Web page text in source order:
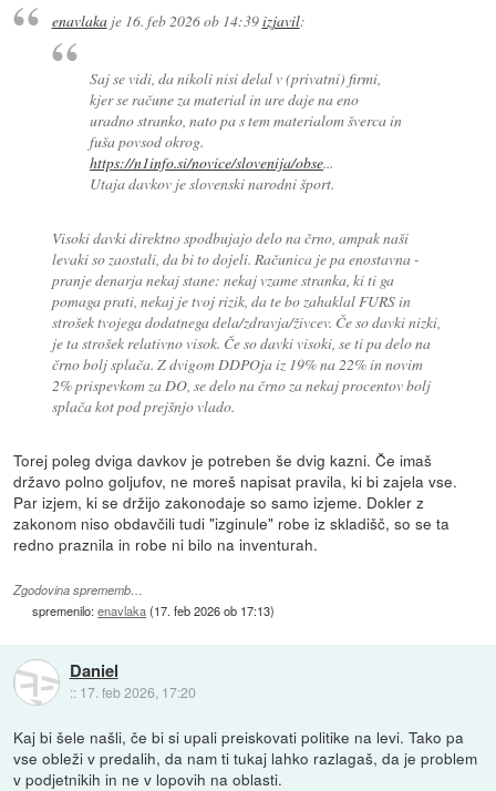
enavlakaje 16. feb 2026 ob 14:39izjavil:
Saj se vidi, da nikoli nisi delal v (privatni) firmi,
kjer se račune za material in ure daje na eno
uradno stranko, nato pa s tem materialom šverca in
fuša povsod okrog.
https://n1info.si/novice/slovenija/obse...
Utaja davkov je slovenski narodni šport.
Visoki davki direktno spodbujajo delo na črno, ampak naši
levaki so zaostali, da bi to dojeli. Računica je pa enostavna -
pranje denarja nekaj stane: nekaj vzame stranka, ki ti ga
pomaga prati, nekaj je tvoj rizik, da te bo zahaklal FURS in
strošek tvojega dodatnega dela/zdravja/živcev. Če so davki nizki,
je ta strošek relativno visok. Če so davki visoki, se ti pa delo na
črno bolj splača. Z dvigom DDPOja iz 19% na 22% in novim
2% prispevkom za DO, se delo na črno za nekaj procentov bolj
splača kot pod prejšnjo vlado.
Torej poleg dviga davkov je potreben še dvig kazni. Če imaš
državo polno goljufov, ne moreš napisat pravila, ki bi zajela vse.
Par izjem, ki se držijo zakonodaje so samo izjeme. Dokler z
zakonom niso obdavčili tudi "izginule" robe iz skladišč, so se ta
redno praznila in robe ni bilo na inventurah.
Zgodovina sprememb…
spremenilo:enavlaka(17. feb 2026 ob 17:13)
Daniel
:: 17. feb 2026, 17:20
Kaj bi šele našli, če bi si upali preiskovati politike na levi. Tako pa
vse obleži v predalih, da nam ti tukaj lahko razlagaš, da je problem
v podjetnikih in ne v lopovih na oblasti.